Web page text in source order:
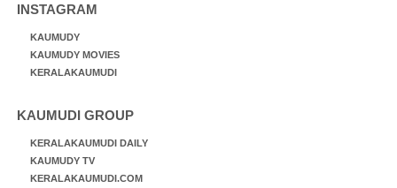
INSTAGRAM
KAUMUDY
KAUMUDY MOVIES
KERALAKAUMUDI
KAUMUDI GROUP
KERALAKAUMUDI DAILY
KAUMUDY TV
KERALAKAUMUDI.COM